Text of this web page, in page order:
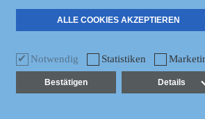
ALLE COOKIES AKZEPTIEREN
Notwendig Statistiken
Bestätigen Details